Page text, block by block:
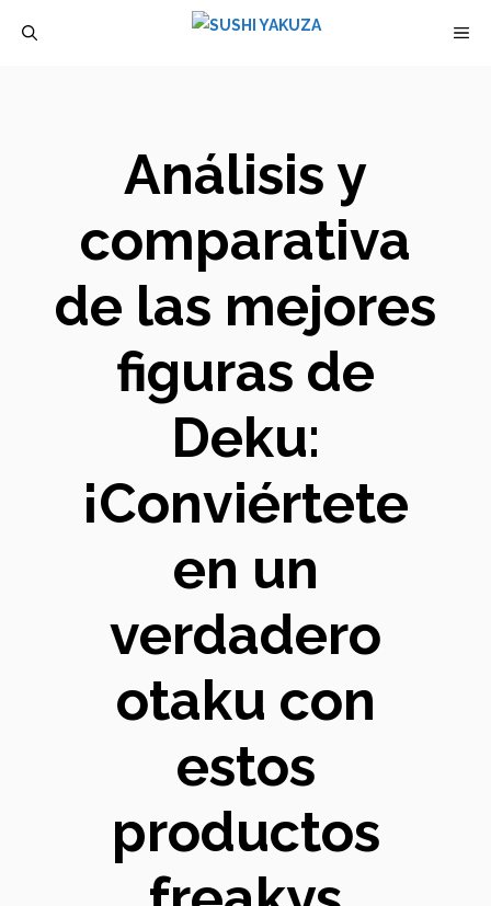
Análisis y
comparativa
de las mejores
figuras de
Deku:
¡Conviértete
en un
verdadero
otaku con
estos
productos